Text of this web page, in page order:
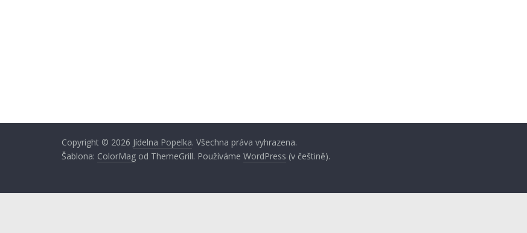
Copyright © 2026 Jídelna Popelka. Všechna práva vyhrazena.
Šablona: ColorMag od ThemeGrill. Používáme WordPress (v češtině).